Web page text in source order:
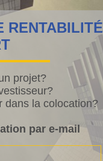
RENTABILITÉ
projet?
dans la colocation?
par e-mail